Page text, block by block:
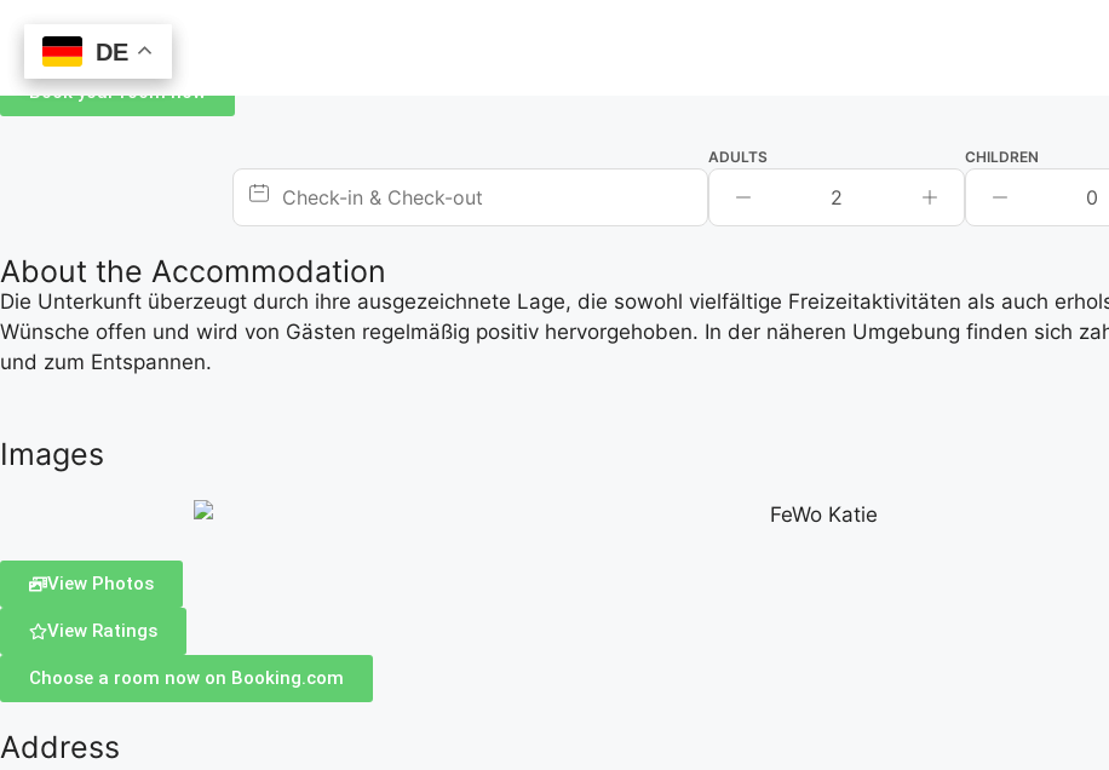
Book your room now
ADULTS
2
CHILDREN
0
About the Accommodation
Die Unterkunft überzeugt durch ihre ausgezeichnete Lage, die sowohl vielfältige Freizeitaktivitäten als auch
Wünsche offen und wird von Gästen regelmäßig positiv hervorgehoben. In der näheren Umgebung finden sich
und zum Entspannen.
Images
View Photos
View Ratings
Choose a room now on Booking.com
Address
DE
DE